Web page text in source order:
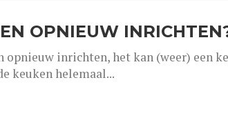
OPNIEUW
opnieuw inrichten, het kan (weer) een
keuken helemaal...